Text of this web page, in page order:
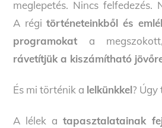
meglepetés. Nincs felfedezés.
A régi történeteinkből és
programokat a
rávetítjük a kiszámítható
És mi történik a lelkünkkel?
A lélek a tapasztalatainak